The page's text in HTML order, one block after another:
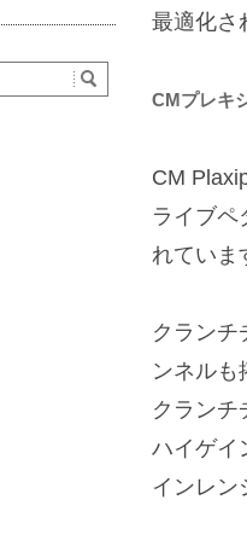
最適化さ
CMプレキ
CM
ライブペ
れていま
クランチ
ンネルも
クランチ
ハイゲイ
インレン